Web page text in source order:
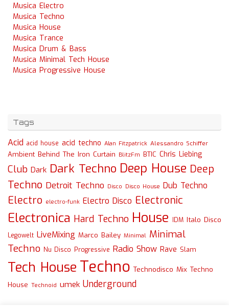
Musica Electro
Musica Techno
Musica House
Musica Trance
Musica Drum & Bass
Musica Minimal Tech House
Musica Progressive House
Tags
Acid acid house acid techno Alan Fitzpatrick Alessandro Schiffer
Ambient Behind The Iron Curtain BlitzFm BTIC Chris Liebing
Club Dark Dark Techno Deep House Deep
Techno Detroit Techno Disco Disco House Dub Techno
Electro electro-funk Electro Disco Electronic
Electronica Hard Techno House IDM Italo Disco
Legowelt LiveMixing Marco Bailey Minimal Minimal
Techno Nu Disco Progressive Radio Show Rave Slam
Tech House Techno Technodisco Mix Techno
House Technoid umek Underground